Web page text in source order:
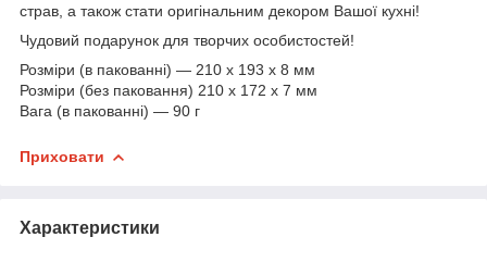
страв, а також стати оригінальним декором Вашої кухні!
Чудовий подарунок для творчих особистостей!
Розміри (в пакованні) — 210 x 193 x 8 мм
Розміри (без паковання) 210 х 172 х 7 мм
Вага (в пакованні) — 90 г
Приховати
Характеристики